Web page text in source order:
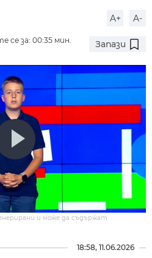
A+ A-
се за: 00:35 мин.
Запази
и може да съдържат
18:58, 11.06.2026